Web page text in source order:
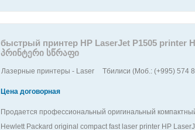
быстрый принтер HP LaserJet P1505 printer
პრინტერი სწრაფი
Лазерные принтеры - Laser Тбилиси (Моб.: (+995) 574
Цена договорная
Продается профессиональный оригинальный
Hewlett Packard original compact fast laser printer HP